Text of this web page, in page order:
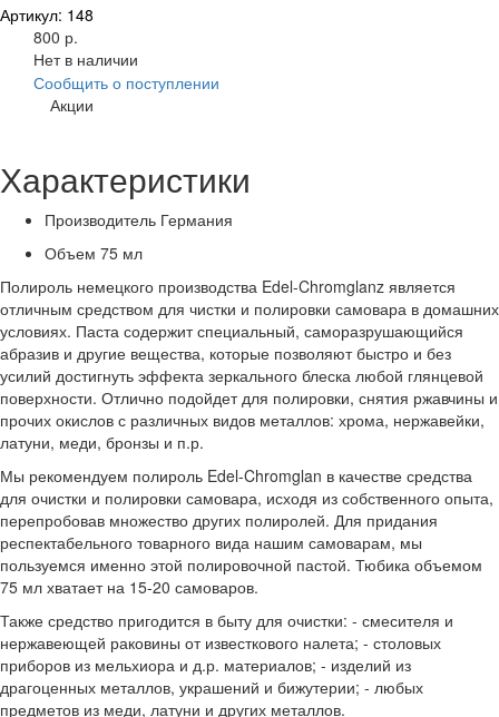
Артикул: 148
800 р.
Нет в наличии
Сообщить о поступлении
Акции
Характеристики
Производитель Германия
Объем 75 мл
Полироль немецкого производства Edel-Chromglanz является
отличным средством для чистки и полировки самовара в домашних
условиях. Паста содержит специальный, саморазрушающийся
абразив и другие вещества, которые позволяют быстро и без
усилий достигнуть эффекта зеркального блеска любой глянцевой
поверхности. Отлично подойдет для полировки, снятия ржавчины и
прочих окислов с различных видов металлов: хрома, нержавейки,
латуни, меди, бронзы и п.р.
Мы рекомендуем полироль Edel-Chromglan в качестве средства
для очистки и полировки самовара, исходя из собственного опыта,
перепробовав множество других полиролей. Для придания
респектабельного товарного вида нашим самоварам, мы
пользуемся именно этой полировочной пастой. Тюбика объемом
75 мл хватает на 15-20 самоваров.
Также средство пригодится в быту для очистки: - смесителя и
нержавеющей раковины от известкового налета; - столовых
приборов из мельхиора и д.р. материалов; - изделий из
драгоценных металлов, украшений и бижутерии; - любых
предметов из меди, латуни и других металлов.